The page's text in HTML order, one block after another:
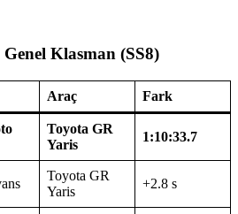
Klasman (SS8)
Araç Fark
Toyota GR
Yaris
1:10:33.7
Toyota GR
Yaris
+2.8 s